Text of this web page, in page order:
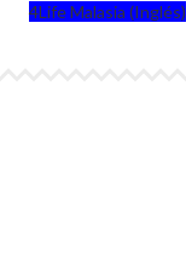
4Life Malasia (Inglés)